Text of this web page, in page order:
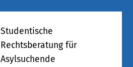
Studentische
Rechtsberatung für
Asylsuchende